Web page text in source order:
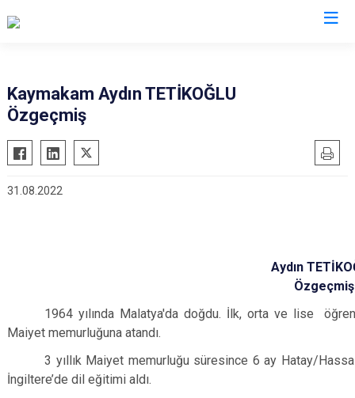
Anamur
Aydıncık
Çamlıyayla
Kaymakam Aydın TETİKOĞLU
Özgeçmiş
31.08.2022
Aydın
Özgeçmiş
1964 yılında Malatya'da doğdu. İlk, orta ve lise
Maiyet memurluğuna atandı.
3 yıllık Maiyet memurluğu süresince 6 ay Hatay/
İngiltere’de dil eğitimi aldı.